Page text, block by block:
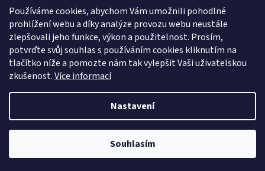
Používáme cookies, abychom Vám umožnili pohodlné
prohlížení webu a díky analýze provozu webu neustále
zlepšovali jeho funkce, výkon a použitelnost. Prosím,
potvrďte svůj souhlas s používáním cookies kliknutím na
tlačítko níže a pomozte nám tak vylepšit Vaši uživatelskou
zkušenost.Více informací
Nastavení
Souhlasím
Platební metody
Doprava
Podmínky ochrany osobních údajů
Obchodní podmínky
Vytvořil Shoptet
Vratnékrabičky.cz. Všechna práva vyhrazena.